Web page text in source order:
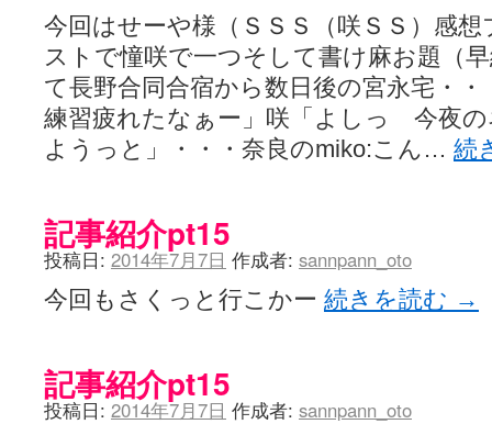
今回はせーや様（ＳＳＳ（咲ＳＳ）感
ストで憧咲で一つそして書け麻お題（
て長野合同合宿から数日後の宮永宅・
練習疲れたなぁー」咲「よしっ 今夜
ようっと」・・・奈良のmiko:こん… 続
記事紹介pt15
投稿日: 2014年7月7日 作成者: sannpann_oto
今回もさくっと行こかー 続きを読む →
記事紹介pt15
投稿日: 2014年7月7日 作成者: sannpann_oto